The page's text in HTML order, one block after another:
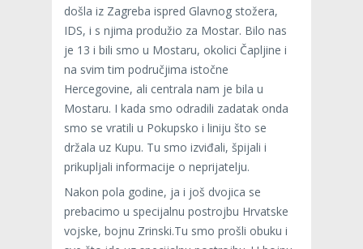
došla iz Zagreba ispred Glavnog stožera,
IDS, i s njima produžio za Mostar. Bilo nas
je 13 i bili smo u Mostaru, okolici Čapljine i
na svim tim područjima istočne
Hercegovine, ali centrala nam je bila u
Mostaru. I kada smo odradili zadatak onda
smo se vratili u Pokupsko i liniju što se
držala uz Kupu. Tu smo izviđali, špijali i
prikupljali informacije o neprijatelju.
Nakon pola godine, ja i još dvojica se
prebacimo u specijalnu postrojbu Hrvatske
vojske, bojnu Zrinski.Tu smo prošli obuku i